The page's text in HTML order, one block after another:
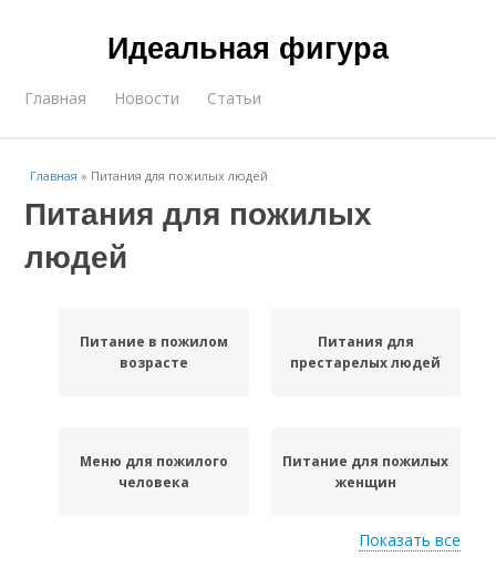
Идеальная фигура
Главная Новости Статьи
Главная » Питания для пожилых людей
Питания для пожилых
людей
Питание в пожилом
возрасте
Питания для
престарелых людей
Меню для пожилого
человека
Питание для пожилых
женщин
Показать все